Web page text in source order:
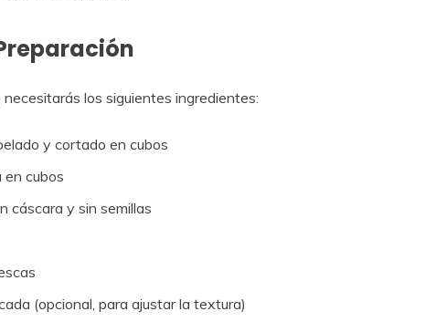
los siguientes ingredientes:
y cortado en cubos
cubos
cáscara y sin semillas
(opcional, para ajustar la textura)